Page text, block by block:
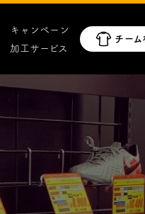
キャンペーン
加工サービス